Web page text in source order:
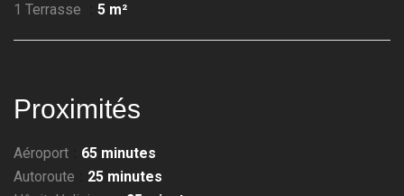
1 Terrasse
5 m²
Proximités
Aéroport
65 minutes
Autoroute
25 minutes